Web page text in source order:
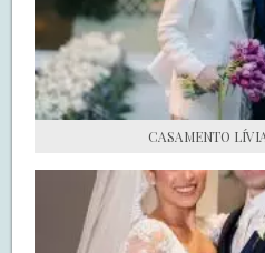
FALE COM O
CASAMENTO